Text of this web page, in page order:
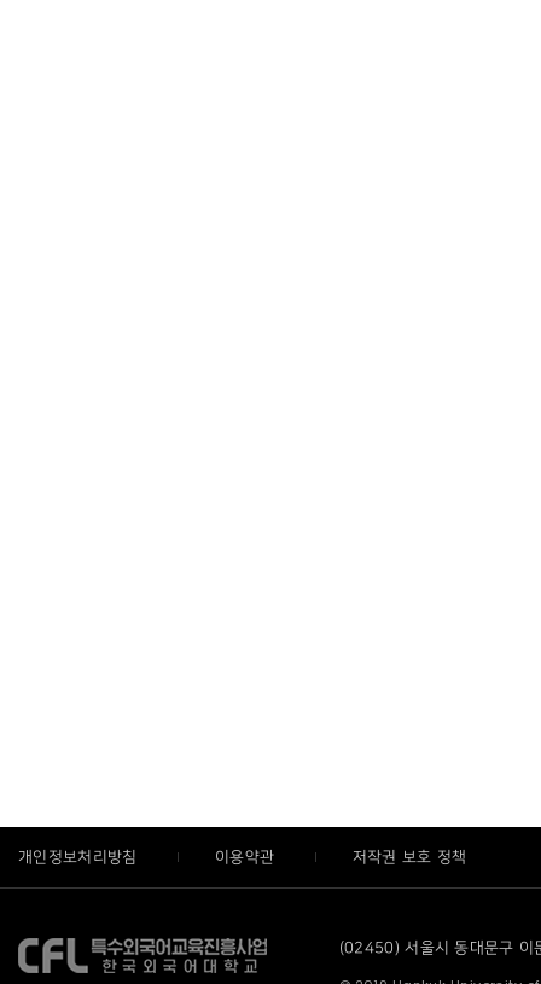
개인정보처리방침 이용약관 저작권 보호 정책
(02450) 서울시 동대문구